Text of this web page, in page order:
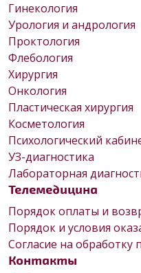
Гинекология
Урология и андрология
Проктология
Флебология
Хирургия
Онкология
Пластическая хирургия
Косметология
Психологический
УЗ-диагностика
Лабораторная
Телемедицина
Порядок оплаты и
Порядок и условия
Согласие на
Контакты